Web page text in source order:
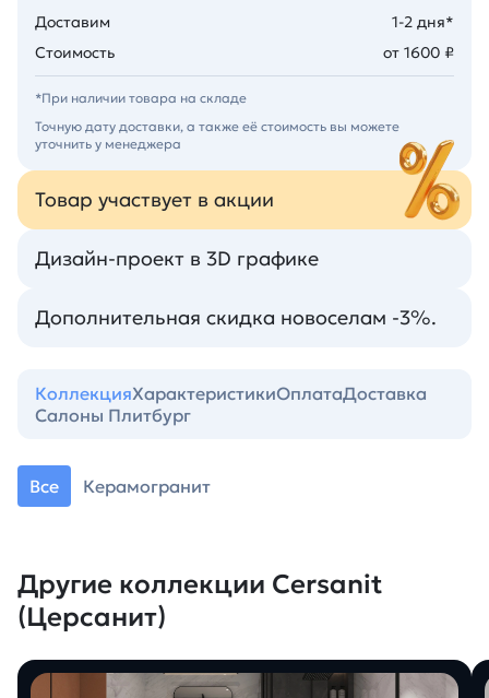
Доставим
1-2 дня*
Стоимость
от 1600 ₽
*При наличии товара на складе
Точную дату доставки, а также её стоимость вы можете
уточнить у менеджера
Товар участвует в акции
Дизайн-проект в 3D графике
Дополнительная скидка новоселам -3%.
КоллекцияХарактеристикиОплатаДоставка
Салоны Плитбург
Все Керамогранит
Другие коллекции Cersanit
(Церсанит)